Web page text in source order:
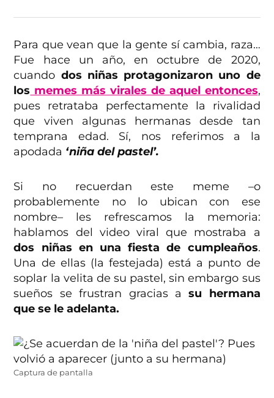
Para que vean que la gente sí cambia, raza…
Fue hace un año, en octubre de 2020,
cuando dos niñas protagonizaron uno de
los memes más virales de aquel entonces,
pues retrataba perfectamente la rivalidad
que viven algunas hermanas desde tan
temprana edad. Sí, nos referimos a la
apodada ‘niña del pastel’.
Si no recuerdan este meme –o
probablemente no lo ubican con ese
nombre– les refrescamos la memoria:
hablamos del video viral que mostraba a
dos niñas en una fiesta de cumpleaños.
Una de ellas (la festejada) está a punto de
soplar la velita de su pastel, sin embargo sus
sueños se frustran gracias asu hermana
que se le adelanta.
Captura de pantalla